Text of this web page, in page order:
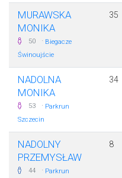
MURAWSKA
MONIKA
50 · Biegacze
Świnoujście
35
NADOLNA
MONIKA
53 · Parkrun
Szczecin
34
NADOLNY
PRZEMYSŁAW
44 · Parkrun
8